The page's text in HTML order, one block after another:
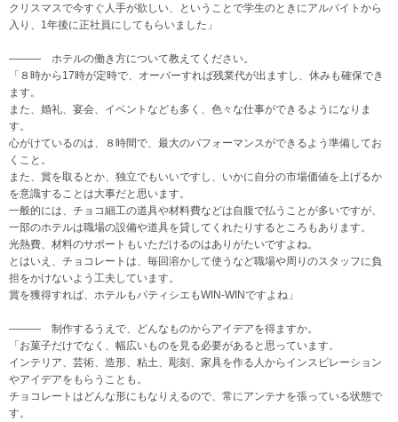
クリスマスで今すぐ人手が欲しい、ということで学生のときにアルバイトから
入り、1年後に正社員にしてもらいました」
――― ホテルの働き方について教えてください。
「８時から17時が定時で、オーバーすれば残業代が出ますし、休みも確保でき
ます。
また、婚礼、宴会、イベントなども多く、色々な仕事ができるようになりま
す。
心がけているのは、８時間で、最大のパフォーマンスができるよう準備してお
くこと。
また、賞を取るとか、独立でもいいですし、いかに自分の市場価値を上げるか
を意識することは大事だと思います。
一般的には、チョコ細工の道具や材料費などは自腹で払うことが多いですが、
一部のホテルは職場の設備や道具を貸してくれたりするところもあります。
光熱費、材料のサポートもいただけるのはありがたいですよね。
とはいえ、チョコレートは、毎回溶かして使うなど職場や周りのスタッフに負
担をかけないよう工夫しています。
賞を獲得すれば、ホテルもパティシエもWIN-WINですよね」
――― 制作するうえで、どんなものからアイデアを得ますか。
「お菓子だけでなく、幅広いものを見る必要があると思っています。
インテリア、芸術、造形、粘土、彫刻、家具を作る人からインスピレーション
やアイデアをもらうことも。
チョコレートはどんな形にもなりえるので、常にアンテナを張っている状態で
す。